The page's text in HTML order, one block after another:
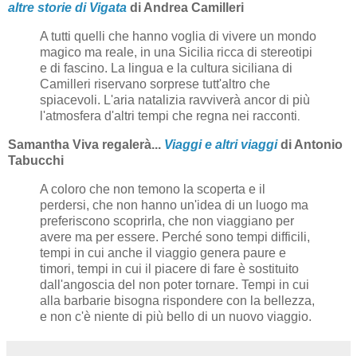
altre storie di Vigata di Andrea Camilleri
A tutti quelli che hanno voglia di vivere un mondo
magico ma reale, in una Sicilia ricca di stereotipi
e di fascino. La lingua e la cultura siciliana di
Camilleri riservano sorprese tutt'altro che
spiacevoli. L'aria natalizia ravviverà ancor di più
l'atmosfera d'altri tempi che regna nei racconti.
Samantha Viva regalerà... Viaggi e altri viaggidi Antonio
Tabucchi
A coloro che non temono la scoperta e il
perdersi, che non hanno un'idea di un luogo ma
preferiscono scoprirla, che non viaggiano per
avere ma per essere. Perché sono tempi difficili,
tempi in cui anche il viaggio genera paure e
timori, tempi in cui il piacere di fare è sostituito
dall'angoscia del non poter tornare. Tempi in cui
alla barbarie bisogna rispondere con la bellezza,
e non c'è niente di più bello di un nuovo viaggio.